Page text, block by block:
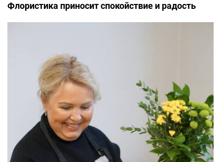
Флористика приносит спокойствие и радость